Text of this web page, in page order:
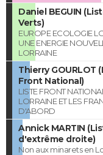
Daniel BEGUIN
Verts)
EUROPE ECOLOGIE
UNE ENERGIE
LORRAINE
Thierry GOURLOT
Front National)
LISTE FRONT
LORRAINE ET LES
D'ABORD
Annick MARTIN
d'extrême droite)
Non aux minarets en